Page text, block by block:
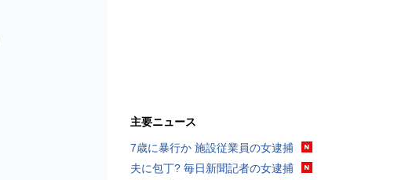
主要ニュース
7歳に暴行か 施設従業員の女逮捕
夫に包丁? 毎日新聞記者の女逮捕